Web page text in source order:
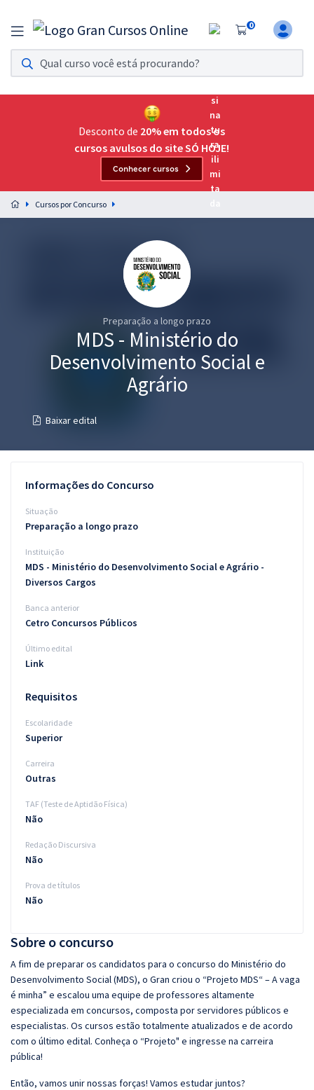
0
Assinatura Ilimitada 11
Acesso a todos os cursos. Teste grátis por 7 dias!
Assinatura OAB Até Passar
Acesso ilimitado a toda preparação para o Exame da
Preparação completa e intensiva para as principais
residências em saúde do Brasil
Graduação
Mentorias
Conteúdo gratuito
Blog
Atendimento
Desconto de 20% em todos os
cursos avulsos do site SÓ HOJE!
Conhecer cursos
Cursos por Concurso
Preparação a longo prazo
MDS - Ministério do
Desenvolvimento Social e
Agrário
Baixar edital
Sobre o concurso
A fim de preparar os candidatos para o concurso do Ministério do
Desenvolvimento Social (MDS), o Gran criou o “Projeto MDS“ – A vaga
é minha” e escalou uma equipe de professores altamente
especializada em concursos, composta por servidores públicos e
especialistas. Os cursos estão totalmente atualizados e de acordo
com o último edital. Conheça o “Projeto" e ingresse na carreira
pública!
Então, vamos unir nossas forças! Vamos estudar juntos?
Informações do Concurso
Situação
Preparação a longo prazo
Instituição
MDS - Ministério do Desenvolvimento Social e Agrário -
Diversos Cargos
Banca anterior
Cetro Concursos Públicos
Último edital
Link
Requisitos
Escolaridade
Superior
Carreira
Outras
TAF (Teste de Aptidão Física)
Não
Redação Discursiva
Não
Prova de títulos
Não